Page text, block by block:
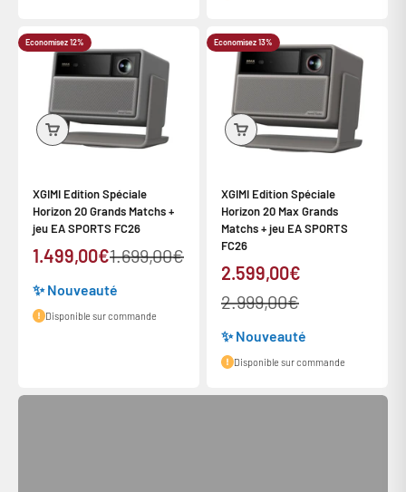
Economisez 12%
XGIMI Edition Spéciale
Horizon 20 Grands Matchs +
jeu EA SPORTS FC26
Prix de vente
1.499,00€Prix normal
1.699,00€
✨ Nouveauté
Disponible sur commande
Frais de ports offerts dès 60€ d'achats
Economisez 13%
XGIMI Edition Spéciale
Horizon 20 Max Grands
Matchs + jeu EA SPORTS
FC26
Prix de vente
2.599,00€
Prix normal
2.999,00€
✨ Nouveauté
Disponible sur commande